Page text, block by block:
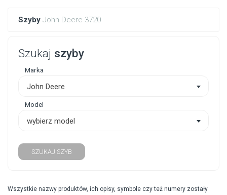
Szyby John Deere 3720
Szukaj szyby
Marka
John Deere
Model
wybierz model
SZUKAJ SZYB
Wszystkie nazwy produktów, ich opisy, symbole czy też numery zostały